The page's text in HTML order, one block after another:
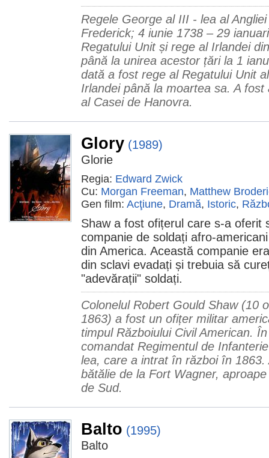
Regele George al III - lea al
Frederick; 4 iunie 1738 – 29
Regatului Unit și rege al Irlandei
până la unirea acestor țări la 1
dată a fost rege al Regatului Unit
Irlandei până la moartea sa. A
al Casei de Hanovra.
Glory (1989)
Glorie
Regia: Edward Zwick
Cu: Morgan Freeman, Matthew
Gen film: Acţiune, Dramă, Istoric,
Shaw a fost ofițerul care s-a oferit
companie de soldați afro-
din America. Această companie
din sclavi evadați și trebuia să
"adevărații" soldați.
Colonelul Robert Gould Shaw (10
1863) a fost un ofițer militar
timpul Războiului Civil American.
comandat Regimentul de
lea, care a intrat în război în
bătălie de la Fort Wagner,
de Sud.
Balto (1995)
Balto